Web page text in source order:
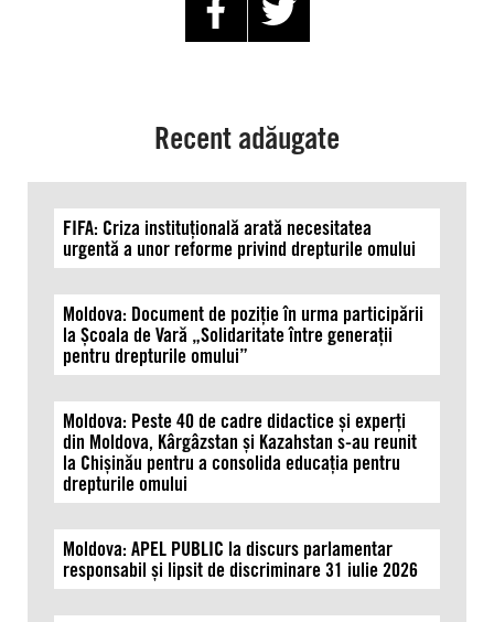
Recent adăugate
FIFA: Criza instituțională arată necesitatea
urgentă a unor reforme privind drepturile omului
Moldova: Document de poziție în urma participării
la Școala de Vară „Solidaritate între generații
pentru drepturile omului”
Moldova: Peste 40 de cadre didactice și experți
din Moldova, Kârgâzstan și Kazahstan s-au reunit
la Chișinău pentru a consolida educația pentru
drepturile omului
Moldova: APEL PUBLIC la discurs parlamentar
responsabil și lipsit de discriminare 31 iulie 2026